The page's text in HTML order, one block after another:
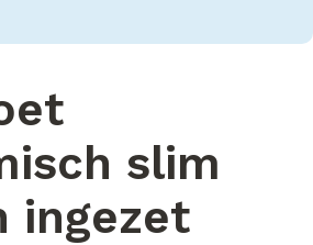
slim
ingezet